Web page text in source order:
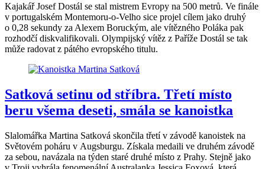
Kajakář Josef Dostál se stal mistrem Evropy na 500 metrů. Ve finále
v portugalském Montemoru-o-Velho sice projel cílem jako druhý
o 0,28 sekundy za Alexem Boruckým, ale vítězného Poláka pak
rozhodčí diskvalifikovali. Olympijský vítěz z Paříže Dostál se tak
může radovat z pátého evropského titulu.
Satková setinu od stříbra. Třetí místo
beru všema deseti, smála se kanoistka
Slalomářka Martina Satková skončila třetí v závodě kanoistek na
Světovém poháru v Augsburgu. Získala medaili ve druhém závodě
za sebou, navázala na týden staré druhé místo z Prahy. Stejně jako